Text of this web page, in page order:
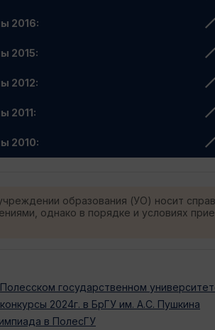
2016:
2015:
2012:
2011:
2010:
образования (УО) носит
однако в порядке и условиях
государственном
2024г. в БрГУ им. А.С. Пушкина
в ПолесГУ